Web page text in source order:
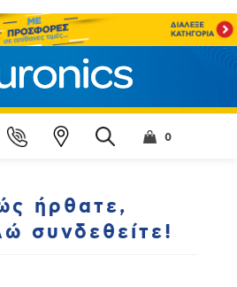
0
ήρθατε,
συνδεθείτε!